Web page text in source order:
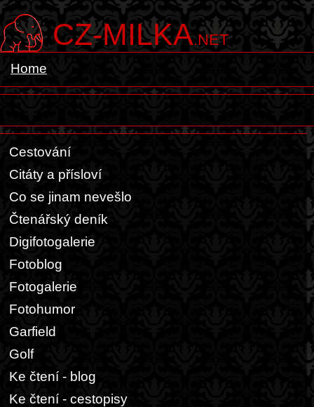
CZ-MILKA.NET
Home
Cestování
Citáty a přísloví
Co se jinam nevešlo
Čtenářský deník
Digifotogalerie
Fotoblog
Fotogalerie
Fotohumor
Garfield
Golf
Ke čtení - blog
Ke čtení - cestopisy